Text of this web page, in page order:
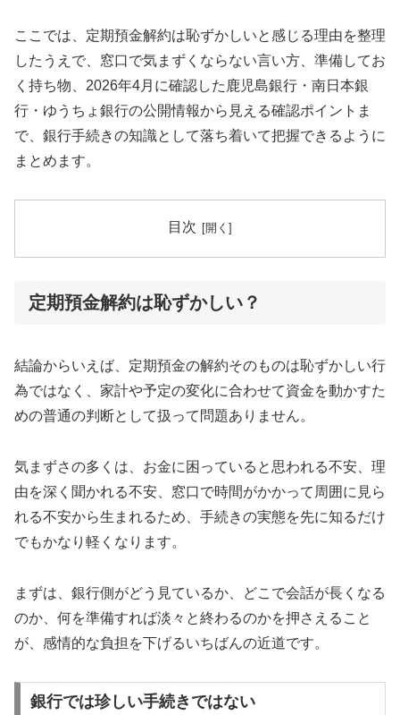
ここでは、定期預金解約は恥ずかしいと感じる理由を整理
したうえで、窓口で気まずくならない言い方、準備してお
く持ち物、2026年4月に確認した鹿児島銀行・南日本銀
行・ゆうちょ銀行の公開情報から見える確認ポイントま
で、銀行手続きの知識として落ち着いて把握できるように
まとめます。
目次
定期預金解約は恥ずかしい？
結論からいえば、定期預金の解約そのものは恥ずかしい行
為ではなく、家計や予定の変化に合わせて資金を動かすた
めの普通の判断として扱って問題ありません。
気まずさの多くは、お金に困っていると思われる不安、理
由を深く聞かれる不安、窓口で時間がかかって周囲に見ら
れる不安から生まれるため、手続きの実態を先に知るだけ
でもかなり軽くなります。
まずは、銀行側がどう見ているか、どこで会話が長くなる
のか、何を準備すれば淡々と終わるのかを押さえること
が、感情的な負担を下げるいちばんの近道です。
銀行では珍しい手続きではない